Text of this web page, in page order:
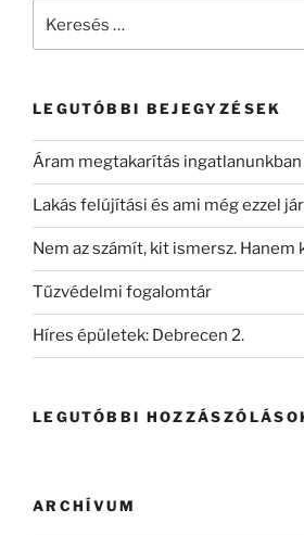
LEGUTÓBBI BEJEGYZÉSEK
Áram megtakarítás ingatlanunkban
Lakás felújítási és ami még ezzel jár
Nem az számít, kit ismersz. Hanem
Tűzvédelmi fogalomtár
Híres épületek: Debrecen 2.
LEGUTÓBBI
ARCHÍVUM